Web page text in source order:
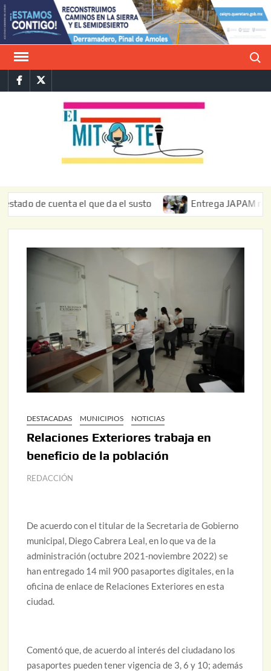
Saltar
al
contenido
FacebookTwitter
de cuenta el que da el susto Entrega JAPAM
DESTACADAS MUNICIPIOS NOTICIAS
Relaciones Exteriores trabaja en
beneficio de la población
REDACCIÓN
De acuerdo con el titular de la Secretaria de Gobierno
municipal, Diego Cabrera Leal, en lo que va de la
administración (octubre 2021-noviembre 2022) se
han entregado 14 mil 900 pasaportes digitales, en la
oficina de enlace de Relaciones Exteriores en esta
ciudad.
Comentó que, de acuerdo al interés del ciudadano los
pasaportes pueden tener vigencia de 3, 6 y 10; además